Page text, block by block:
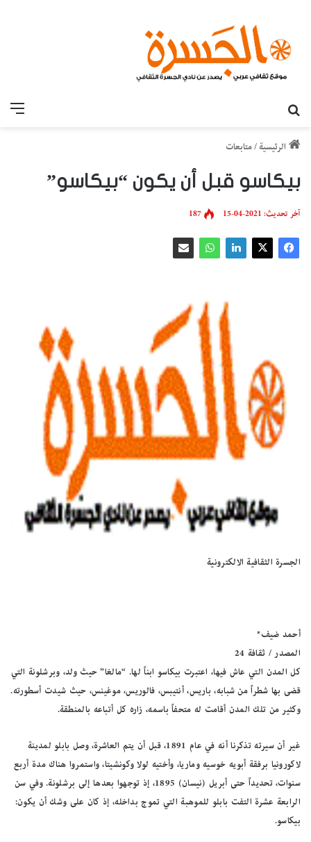
الرئيسية /متابعات
بيكاسو قبل أن يكون “بيكاسو”
آخر تحديث: 2021-04-15 187
الجسرة الثقافية الالكترونية
أحمد ضيف*
المصدر / ثقافة 24
كل المدن التي عاش فيها، اعتبرت بيكاسو ابناً لها. “مالغا” حيث ولد، وبرشلونة التي
قضى بها شطراً من شبابه، باريس، أنتيبس، فالوريس، موغينس، حيث شيدت أسطورته.
وكثير من تلك المدن أقامت له متحفاً باسمه، زاره كل أتباعه بالمنطقة.
غير أن سيرته تذكرنا أنه في عام 1891، قبل أن يتم العاشرة، وصل بابلو لمدينة
لاكورونيا برفقة أبويه خوسيه وماريا، وأختيه لولا وكونشيتا، واستمروا هناك مدة أربع
سنوات، تحديداً حتى أبريل (نيسان) 1895، إذ توجهوا بعدها إلى برشلونة. وفي سن
الرابعة عشرة التفت بابلو للموهبة التي تموج بداخله، إذ كان على وشك أن يكون:
بيكاسو.